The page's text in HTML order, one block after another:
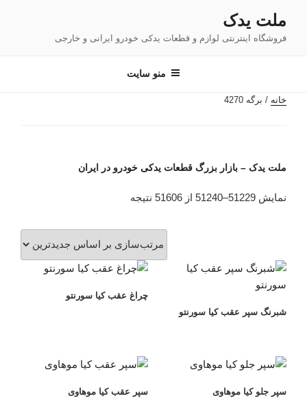
محتوا
ملت یدک
فروشگاه اینترنتی لوازم و قطعات یدکی خودرو ایرانی و خارجی
منو سایت
خانه / برگه 4270
ملت یدک – بازار بزرگ قطعات یدکی خودرو در ایران
نمایش 51229–51240 از 51606 نتیجه
اساس
جدیدترین
شبرنگ سپر عقب کیا سورنتو
چراغ عقب کیا سورنتو
سپر جلو کیا موهاوی سپر عقب کیا موهاوی